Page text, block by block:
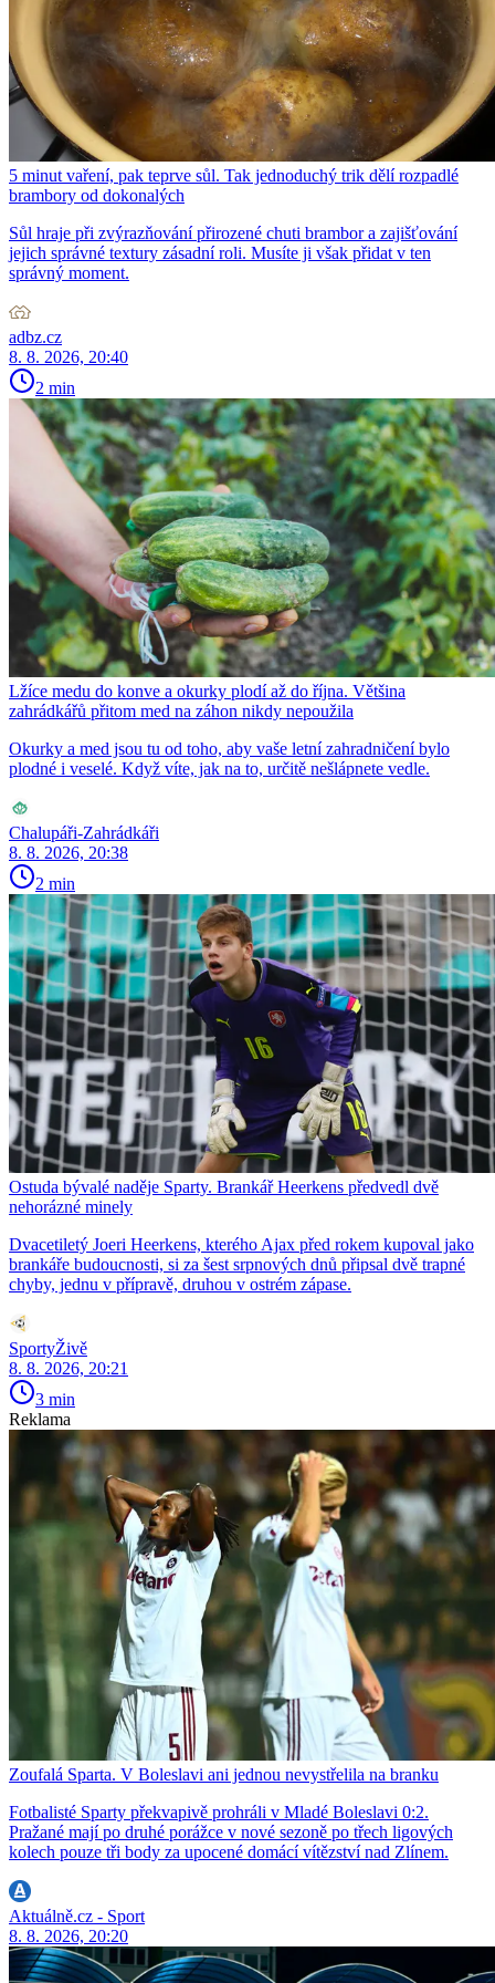
5 minut vaření, pak teprve sůl. Tak jednoduchý trik dělí rozpadlé
brambory od dokonalých
Sůl hraje při zvýrazňování přirozené chuti brambor a zajišťování
jejich správné textury zásadní roli. Musíte ji však přidat v ten
správný moment.
adbz.cz
8. 8. 2026, 20:40
2 min
Lžíce medu do konve a okurky plodí až do října. Většina
zahrádkářů přitom med na záhon nikdy nepoužila
Okurky a med jsou tu od toho, aby vaše letní zahradničení bylo
plodné i veselé. Když víte, jak na to, určitě nešlápnete vedle.
Chalupáři-Zahrádkáři
8. 8. 2026, 20:38
2 min
Ostuda bývalé naděje Sparty. Brankář Heerkens předvedl dvě
nehorázné minely
Dvacetiletý Joeri Heerkens, kterého Ajax před rokem kupoval jako
brankáře budoucnosti, si za šest srpnových dnů připsal dvě trapné
chyby, jednu v přípravě, druhou v ostrém zápase.
SportyŽivě
8. 8. 2026, 20:21
3 min
Reklama
Zoufalá Sparta. V Boleslavi ani jednou nevystřelila na branku
Fotbalisté Sparty překvapivě prohráli v Mladé Boleslavi 0:2.
Pražané mají po druhé porážce v nové sezoně po třech ligových
kolech pouze tři body za upocené domácí vítězství nad Zlínem.
Aktuálně.cz - Sport
8. 8. 2026, 20:20